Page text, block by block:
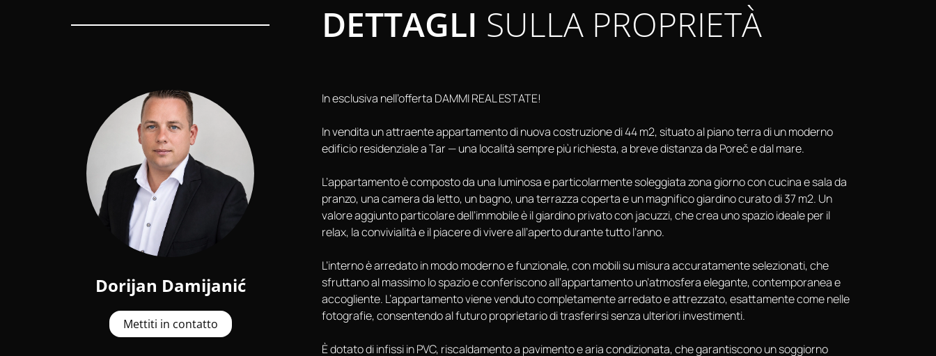
DETTAGLI SULLA PROPRIETÀ
Dorijan Damijanić
Mettiti in contatto
In esclusiva nell’offerta DAMMI REAL ESTATE!
In vendita un attraente appartamento di nuova costruzione di 44 m2, situato al piano terra di un moderno
edificio residenziale a Tar — una località sempre più richiesta, a breve distanza da Poreč e dal mare.
L’appartamento è composto da una luminosa e particolarmente soleggiata zona giorno con cucina e sala da
pranzo, una camera da letto, un bagno, una terrazza coperta e un magnifico giardino curato di 37 m2. Un
valore aggiunto particolare dell’immobile è il giardino privato con jacuzzi, che crea uno spazio ideale per il
relax, la convivialità e il piacere di vivere all’aperto durante tutto l’anno.
L’interno è arredato in modo moderno e funzionale, con mobili su misura accuratamente selezionati, che
sfruttano al massimo lo spazio e conferiscono all’appartamento un’atmosfera elegante, contemporanea e
accogliente. L’appartamento viene venduto completamente arredato e attrezzato, esattamente come nelle
fotografie, consentendo al futuro proprietario di trasferirsi senza ulteriori investimenti.
È dotato di infissi in PVC, riscaldamento a pavimento e aria condizionata, che garantiscono un soggiorno